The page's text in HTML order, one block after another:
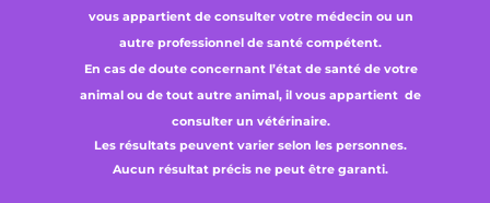
vous appartient de consulter votre médecin ou un
autre professionnel de santé compétent.
En cas de doute concernant l’état de santé de votre
animal ou de tout autre animal, il vous appartient de
consulter un vétérinaire.
Les résultats peuvent varier selon les personnes.
Aucun résultat précis ne peut être garanti.